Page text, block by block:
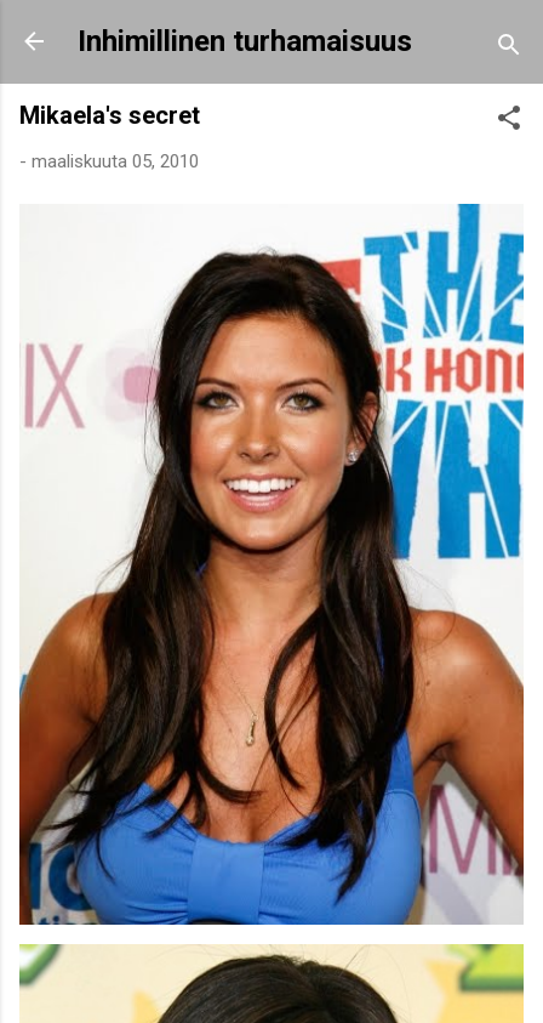
Siirry pääsisältöön
Inhimillinen turhamaisuus
Mikaela's secret
- maaliskuuta 05, 2010